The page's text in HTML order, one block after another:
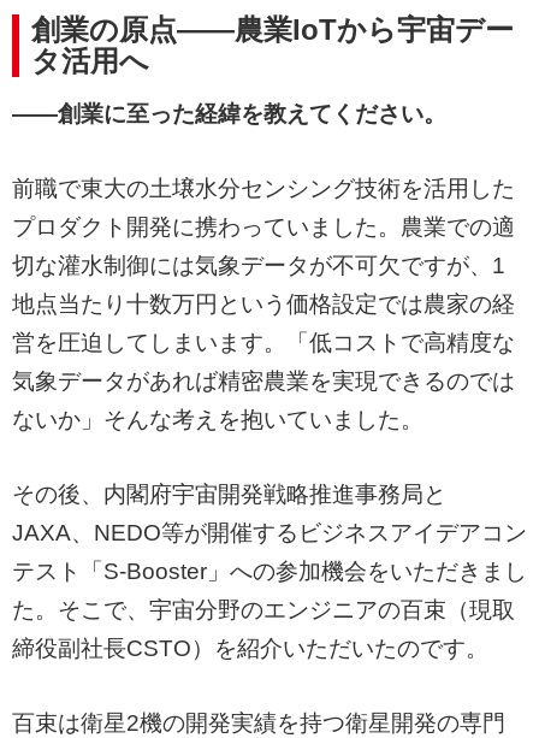
創業の原点——農業IoTから宇宙デー
タ活用へ
——創業に至った経緯を教えてください。
前職で東大の土壌水分センシング技術を活用した
プロダクト開発に携わっていました。農業での適
切な灌水制御には気象データが不可欠ですが、1
地点当たり十数万円という価格設定では農家の経
営を圧迫してしまいます。「低コストで高精度な
気象データがあれば精密農業を実現できるのでは
ないか」そんな考えを抱いていました。
その後、内閣府宇宙開発戦略推進事務局と
JAXA、NEDO等が開催するビジネスアイデアコン
テスト「S-Booster」への参加機会をいただきまし
た。そこで、宇宙分野のエンジニアの百束（現取
締役副社長CSTO）を紹介いただいたのです。
百束は衛星2機の開発実績を持つ衛星開発の専門